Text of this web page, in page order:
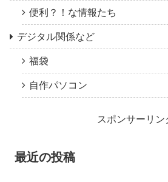
便利？！な情報たち
デジタル関係など
福袋
自作パソコン
スポンサーリン
最近の投稿